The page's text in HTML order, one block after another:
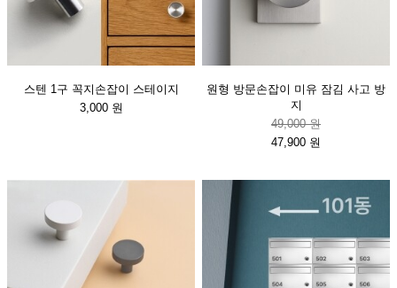
스텐 1구 꼭지손잡이 스테이지
3,000 원
원형 방문손잡이 미유 잠김 사고 방
지
49,000 원
47,900 원